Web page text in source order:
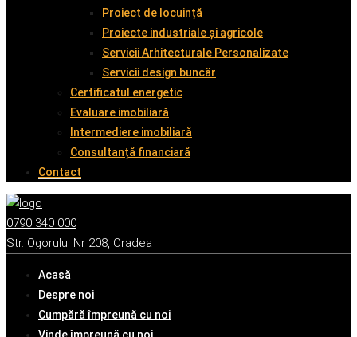
Proiect de locuință
Proiecte industriale și agricole
Servicii Arhitecturale Personalizate
Servicii design buncăr
Certificatul energetic
Evaluare imobiliară
Intermediere imobiliară
Consultanță financiară
Contact
0790 340 000
Str. Ogorului Nr 208, Oradea
Acasă
Despre noi
Cumpără împreună cu noi